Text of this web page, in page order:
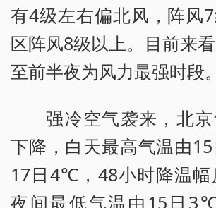
有4级左右偏北风，阵风
区阵风8级以上。目前来
至前半夜为风力最强时段。
强冷空气袭来，北
下降，白天最高气温由
17日4℃，48小时降温幅
夜间最低气温由15日